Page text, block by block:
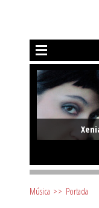
Música >> Portada